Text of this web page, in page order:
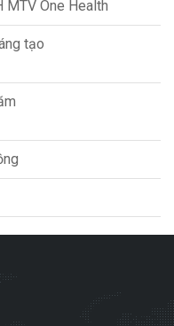
MTV One Health
tạo